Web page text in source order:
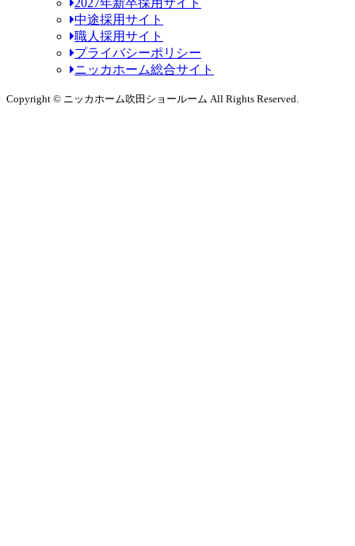
2027年新卒採用サイト
中途採用サイト
職人採用サイト
プライバシーポリシー
ニッカホーム総合サイト
Copyright © ニッカホーム吹田ショールーム All Rights Reserved.